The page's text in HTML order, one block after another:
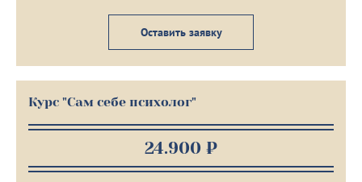
Оставить заявку
Курс "Сам себе психолог"
24.900 ₽